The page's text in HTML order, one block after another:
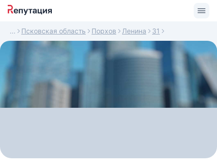
Псковская область Порхов Ленина 31